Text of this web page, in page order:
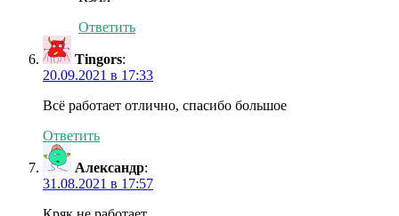
Ответить
Tingors:
20.09.2021 в 17:33
Всё работает отлично, спасибо большое
Ответить
Александр:
31.08.2021 в 17:57